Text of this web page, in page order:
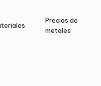
Precios de
metales